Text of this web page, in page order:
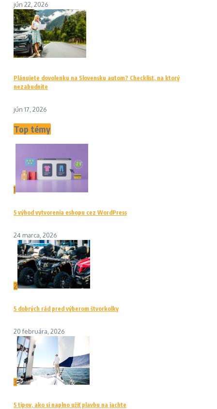
jún 22, 2026
Plánujete dovolenku na Slovensku autom? Checklist, na ktorý
nezabudnite
jún 17, 2026
Top témy
1
5 výhod vytvorenia eshopu cez WordPress
24 marca, 2026
2
5 dobrých rád pred výberom štvorkolky
20 februára, 2026
3
5 tipov, ako si naplno užiť plavbu na jachte